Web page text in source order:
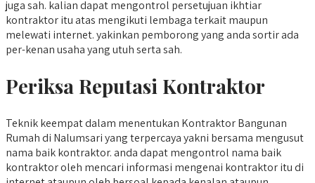
juga sah. kalian dapat mengontrol persetujuan ikhtiar
kontraktor itu atas mengikuti lembaga terkait maupun
melewati internet. yakinkan pemborong yang anda sortir ada
per-kenan usaha yang utuh serta sah.
Periksa Reputasi Kontraktor
Teknik keempat dalam menentukan Kontraktor Bangunan
Rumah di Nalumsari yang terpercaya yakni bersama mengusut
nama baik kontraktor. anda dapat mengontrol nama baik
kontraktor oleh mencari informasi mengenai kontraktor itu di